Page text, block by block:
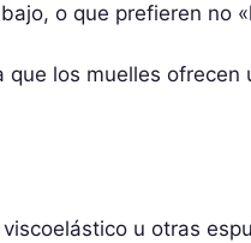
o que prefieren no
los muelles
u otras